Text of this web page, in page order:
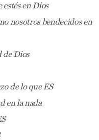
estés en Dios
nosotros bendecidos en
de Dios
de lo que ES
en la nada